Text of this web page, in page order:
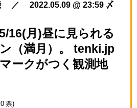
／ 2022.05.09 @ 23:59 〆
16(月)昼に見られる
（満月）。 tenki.jp
ークがつく観測地
票)